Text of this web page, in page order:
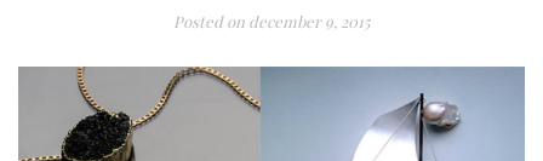
Posted on december 9, 2015